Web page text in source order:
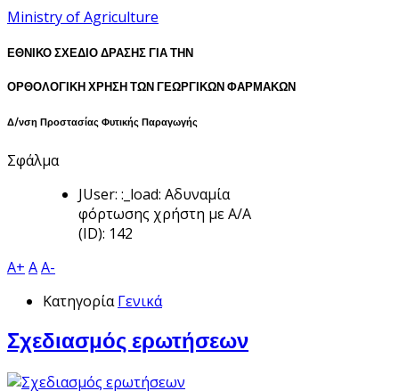
Ministry of Agriculture
ΕΘΝΙΚΟ ΣΧΕΔΙΟ ΔΡΑΣΗΣ ΓΙΑ ΤΗΝ
ΟΡΘΟΛΟΓΙΚΗ ΧΡΗΣΗ ΤΩΝ ΓΕΩΡΓΙΚΩΝ ΦΑΡΜΑΚΩΝ
Δ/νση Προστασίας Φυτικής Παραγωγής
Σφάλμα
JUser: :_load: Αδυναμία
φόρτωσης χρήστη με Α/Α
(ID): 142
A+ AA-
Κατηγορία Γενικά
Σχεδιασμός ερωτήσεων